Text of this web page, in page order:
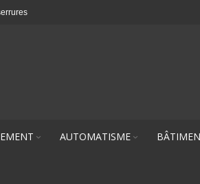
AUTOMATISME